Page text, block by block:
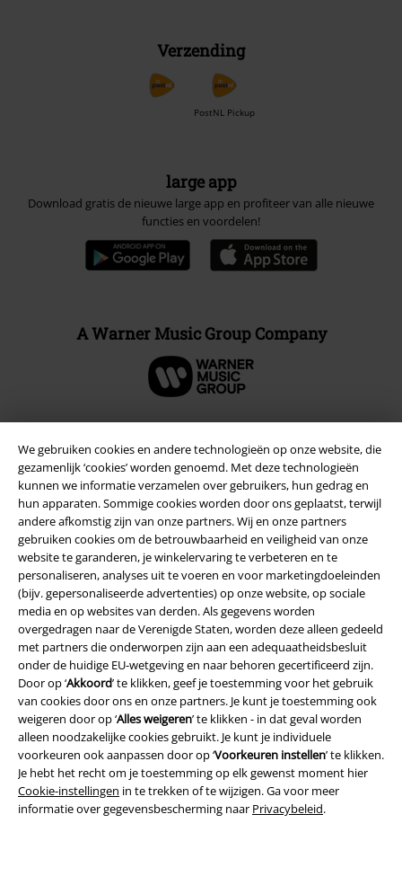
We gebruiken cookies en andere technologieën op onze website, die
gezamenlijk ‘cookies’ worden genoemd. Met deze technologieën
kunnen we informatie verzamelen over gebruikers, hun gedrag en
hun apparaten. Sommige cookies worden door ons geplaatst, terwijl
andere afkomstig zijn van onze partners. Wij en onze partners
gebruiken cookies om de betrouwbaarheid en veiligheid van onze
website te garanderen, je winkelervaring te verbeteren en te
personaliseren, analyses uit te voeren en voor marketingdoeleinden
(bijv. gepersonaliseerde advertenties) op onze website, op sociale
media en op websites van derden. Als gegevens worden
overgedragen naar de Verenigde Staten, worden deze alleen gedeeld
met partners die onderworpen zijn aan een adequaatheidsbesluit
onder de huidige EU-wetgeving en naar behoren gecertificeerd zijn.
Door op ‘Akkoord’ te klikken, geef je toestemming voor het gebruik
van cookies door ons en onze partners. Je kunt je toestemming ook
weigeren door op ‘Alles weigeren’ te klikken - in dat geval worden
alleen noodzakelijke cookies gebruikt. Je kunt je individuele
voorkeuren ook aanpassen door op ‘Voorkeuren instellen’ te klikken.
Je hebt het recht om je toestemming op elk gewenst moment hier
Cookie-instellingen in te trekken of te wijzigen. Ga voor meer
informatie over gegevensbescherming naar Privacybeleid.
Verzending
PostNL Pickup
large app
Download gratis de nieuwe large app en profiteer van alle nieuwe
functies en voordelen!
A Warner Music Group Company
Beveiliging
Legal
Algemene Voorwaarden
Bedrijfsgegevens